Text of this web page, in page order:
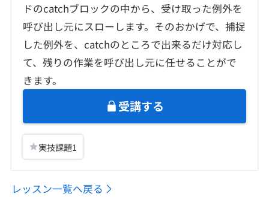
ドのcatchブロックの中から、受け取った例外を
呼び出し元にスローします。そのおかげで、捕捉
した例外を、catchのところで出来るだけ対応し
て、残りの作業を呼び出し元に任せることがで
きます。
受講する
実技課題1
レッスン一覧へ戻る